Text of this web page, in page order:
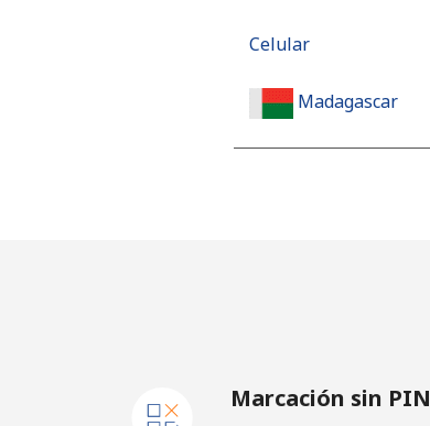
Celular
Madagascar
Celular
Marcación sin PIN